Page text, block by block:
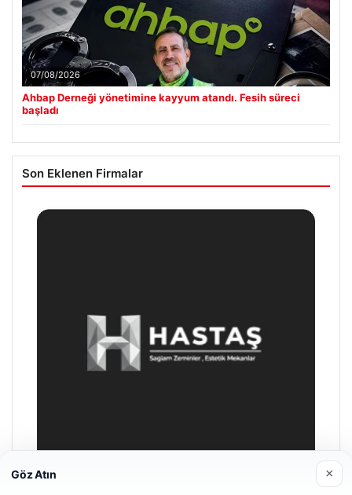
07/08/2026
Ahbap Derneği yönetimine kayyum atandı. Fesih süreci
başladı
Son Eklenen Firmalar
Göz Atın ×